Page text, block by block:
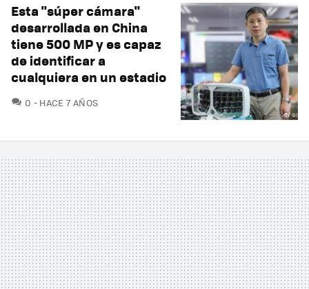
Esta "súper cámara"
desarrollada en China
tiene 500 MP y es capaz
de identificar a
cualquiera en un estadio
0 COMENTARIOS
HACE 7 AÑOS